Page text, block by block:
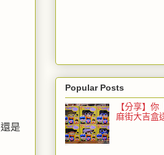
是
Popular Posts
【分享】
麻街大吉盒